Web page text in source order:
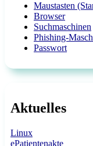
Maustasten
Browser
Suchmaschinen
Phishing-
Passwort
Aktuelles
Linux
ePatientenakte